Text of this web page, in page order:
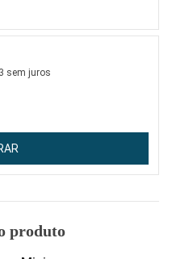
sem juros
produto